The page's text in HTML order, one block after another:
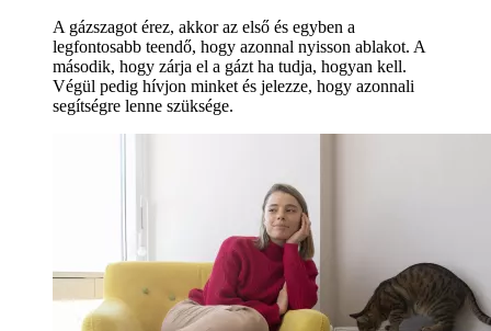
A gázszagot érez, akkor az első és egyben a
legfontosabb teendő, hogy azonnal nyisson ablakot. A
második, hogy zárja el a gázt ha tudja, hogyan kell.
Végül pedig hívjon minket és jelezze, hogy azonnali
segítségre lenne szüksége.